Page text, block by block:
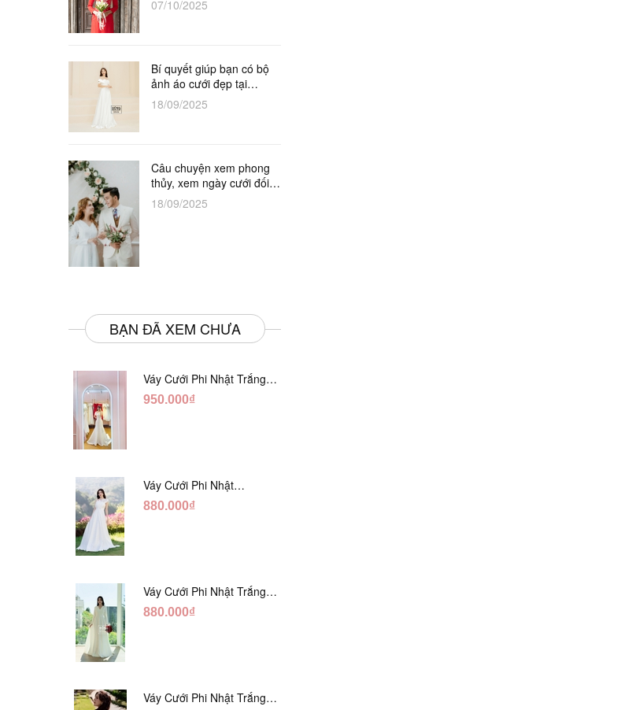
07/10/2025
Bí quyết giúp bạn có bộ
ảnh áo cưới đẹp tại
Studio
18/09/2025
Câu chuyện xem phong
thủy, xem ngày cưới đối
với vợ chồng khắc tuổi
18/09/2025
BẠN ĐÃ XEM CHƯA
Váy Cưới Phi Nhật Trắng
Đuôi Cá DC998
950.000₫
Váy Cưới Phi Nhật
Trắng Cúp Chéo DC543
880.000₫
Váy Cưới Phi Nhật Trắng
Cổ V Hàng Nút DC549
880.000₫
Váy Cưới Phi Nhật Trắng